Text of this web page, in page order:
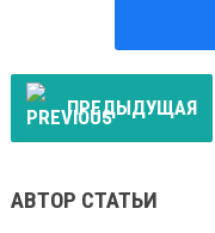
ПРЕДЫДУЩАЯ
АВТОР СТАТЬИ